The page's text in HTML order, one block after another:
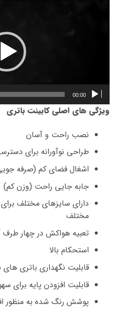
00:00
ویژگی های اصلی کابینت باتری
نصب راحت و آسان
طراحی نوآورانه برای
اشغال فضای کم (صرفه
جابه جایی راحت (وزن کم)
دارای سایزهای مختلف
مختلف
تعبیه هواکش در چهار طرف
استحکام بالا
قابلیت نگهداری باتری
قابلیت افزودن پایه برای
پوشش رنگ شده به منظور